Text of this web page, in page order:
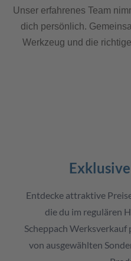
Unser erfahrenes Team
dich persönlich.
Werkzeug und die
Entdecke attraktive
die du im regulären
Scheppach
von ausgewählten